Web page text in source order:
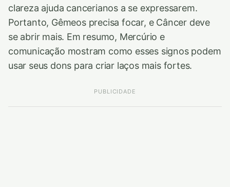
clareza ajuda cancerianos a se expressarem.
Portanto, Gêmeos precisa focar, e Câncer deve
se abrir mais. Em resumo, Mercúrio e
comunicação mostram como esses signos podem
usar seus dons para criar laços mais fortes.
PUBLICIDADE